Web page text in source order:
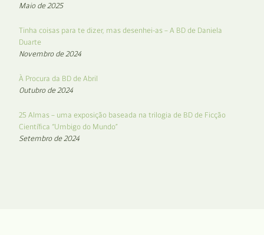
Maio de 2025
Tinha coisas para te dizer, mas desenhei-as – A BD de Daniela
Duarte
Novembro de 2024
À Procura da BD de Abril
Outubro de 2024
25 Almas – uma exposição baseada na trilogia de BD de Ficção
Científica “Umbigo do Mundo”
Setembro de 2024